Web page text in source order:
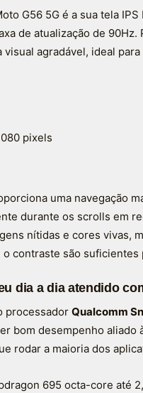
G56 5G é a sua tela
de atualização de
agradável, ideal
pixels
uma navegação
durante os scrolls em
nítidas e cores vivas,
contraste são
dia a dia atendido
processador Qualcomm
bom desempenho aliado
rodar a maioria dos
695 octa-core até